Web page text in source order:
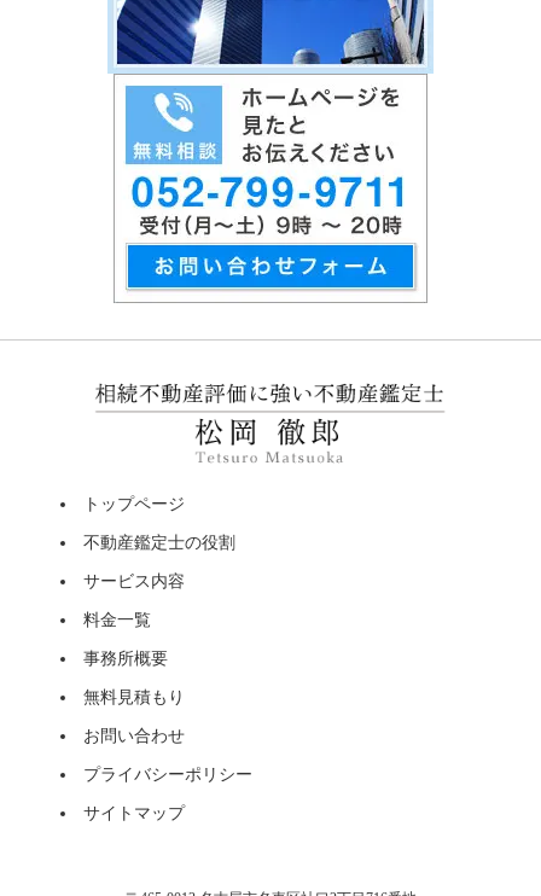
トップページ
不動産鑑定士の役割
サービス内容
料金一覧
事務所概要
無料見積もり
お問い合わせ
プライバシーポリシー
サイトマップ